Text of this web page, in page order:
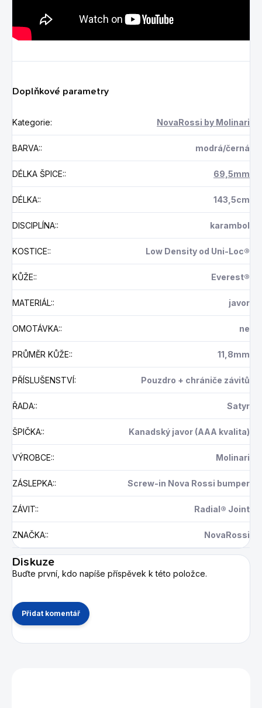
Doplňkové parametry
Kategorie: NovaRossi by Molinari
BARVA:: modrá/černá
DÉLKA ŠPICE:: 69,5mm
DÉLKA:: 143,5cm
DISCIPLÍNA:: karambol
KOSTICE:: Low Density od Uni-Loc®
KŮŽE:: Everest®
MATERIÁL:: javor
OMOTÁVKA:: ne
PRŮMĚR KŮŽE:: 11,8mm
PŘÍSLUŠENSTVÍ: Pouzdro + chrániče závitů
ŘADA:: Satyr
ŠPIČKA:: Kanadský javor (AAA kvalita)
VÝROBCE:: Molinari
ZÁSLEPKA:: Screw-in Nova Rossi bumper
ZÁVIT:: Radial® Joint
ZNAČKA:: NovaRossi
Diskuze
Buďte první, kdo napíše příspěvek k této položce.
Přidat komentář